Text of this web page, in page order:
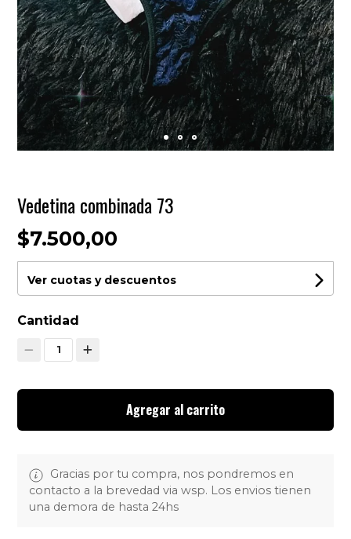
Vedetina combinada 73
$7.500,00
Ver cuotas y descuentos
Cantidad
1
Agregar al carrito
Gracias por tu compra, nos pondremos en
contacto a la brevedad via wsp. Los envios tienen
una demora de hasta 24hs